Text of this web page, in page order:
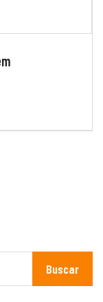
Buscar